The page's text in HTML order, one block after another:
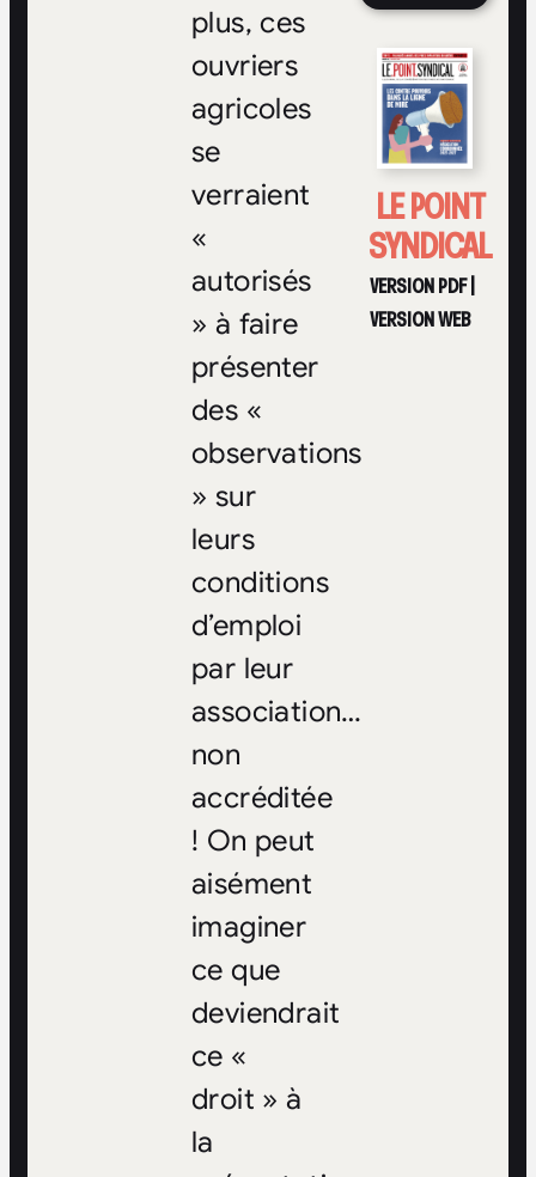
LE POINT
SYNDICAL
VERSION PDF|
VERSION WEB
plus, ces
ouvriers
agricoles
se
verraient
«
autorisés
» à faire
présenter
des «
observations
» sur
leurs
conditions
d’emploi
par leur
association…
non
accréditée
! On peut
aisément
imaginer
ce que
deviendrait
ce «
droit » à
la